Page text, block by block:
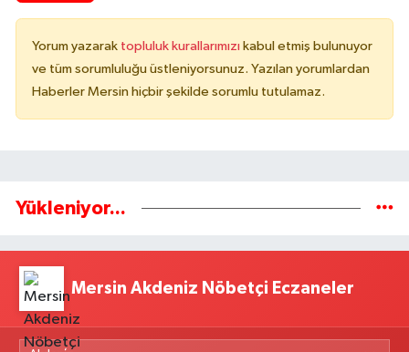
Yorum yazarak topluluk kurallarımızı kabul etmiş bulunuyor
ve tüm sorumluluğu üstleniyorsunuz. Yazılan yorumlardan
Haberler Mersin hiçbir şekilde sorumlu tutulamaz.
Yükleniyor...
Mersin Akdeniz Nöbetçi Eczaneler